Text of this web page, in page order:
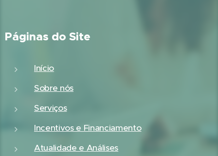
Páginas do Site
Início
Sobre nós
Serviços
Incentivos e Financiamento
Atualidade e Análises